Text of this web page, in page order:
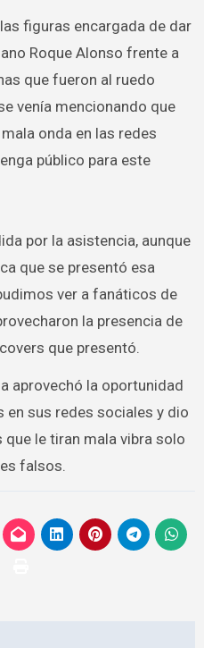
Roque Alonso frente a
que fueron al ruedo
venía mencionando que
onda en las redes
público para este
por la asistencia, aunque
que se presentó esa
ver a fanáticos de
la presencia de
que presentó.
aprovechó la oportunidad
en sus redes sociales y dio
le tiran mala vibra solo
falsos.